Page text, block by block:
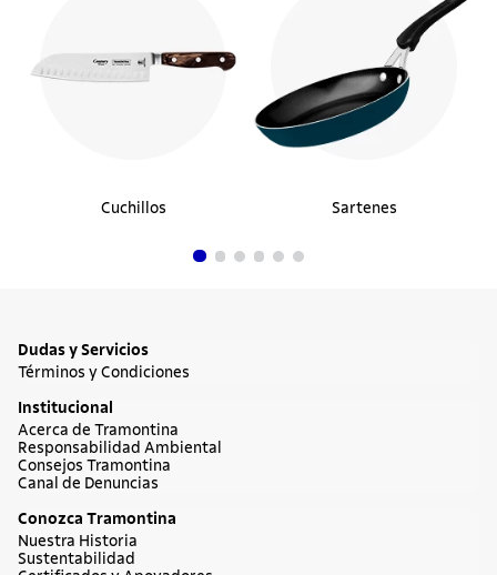
Cuchillos Sartenes
Dudas y Servicios
Términos y Condiciones
Institucional
Acerca de Tramontina
Responsabilidad Ambiental
Consejos Tramontina
Canal de Denuncias
Conozca Tramontina
Nuestra Historia
Sustentabilidad